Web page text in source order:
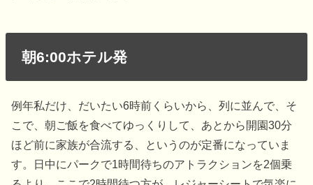
朝6:00ホテル発
例年私だけ、だいたい6時前くらいから、列に並んで、そ
こで、朝ご飯を食べてゆっくりして、あとから開園30分
ほど前に家族が合流する、というのが定番になっていま
す。日中にパークで1時間待ちのアトラクションを2個乗